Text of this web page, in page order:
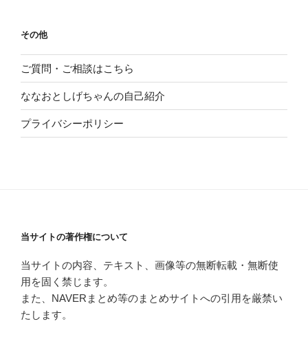
その他
ご質問・ご相談はこちら
ななおとしげちゃんの自己紹介
プライバシーポリシー
当サイトの著作権について
当サイトの内容、テキスト、画像等の無断転載・無断使
用を固く禁じます。
また、NAVERまとめ等のまとめサイトへの引用を厳禁い
たします。